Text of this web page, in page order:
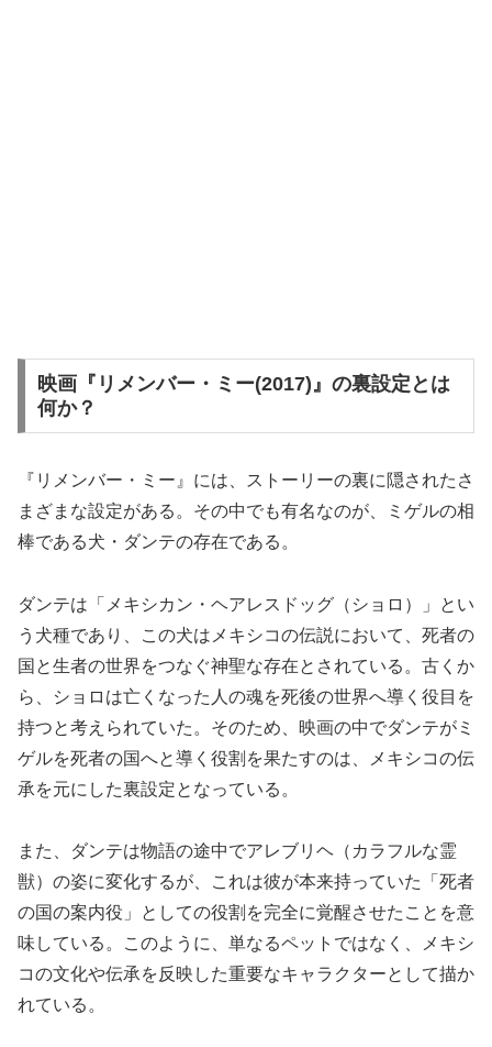
映画『リメンバー・ミー(2017)』の裏設定とは
何か？
『リメンバー・ミー』には、ストーリーの裏に隠されたさ
まざまな設定がある。その中でも有名なのが、ミゲルの相
棒である犬・ダンテの存在である。
ダンテは「メキシカン・ヘアレスドッグ（ショロ）」とい
う犬種であり、この犬はメキシコの伝説において、死者の
国と生者の世界をつなぐ神聖な存在とされている。古くか
ら、ショロは亡くなった人の魂を死後の世界へ導く役目を
持つと考えられていた。そのため、映画の中でダンテがミ
ゲルを死者の国へと導く役割を果たすのは、メキシコの伝
承を元にした裏設定となっている。
また、ダンテは物語の途中でアレブリヘ（カラフルな霊
獣）の姿に変化するが、これは彼が本来持っていた「死者
の国の案内役」としての役割を完全に覚醒させたことを意
味している。このように、単なるペットではなく、メキシ
コの文化や伝承を反映した重要なキャラクターとして描か
れている。